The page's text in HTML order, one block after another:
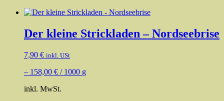
Der kleine Strickladen – Nordseebrise
7,90 € inkl. USt
– 158,00 € / 1000 g
inkl. MwSt.